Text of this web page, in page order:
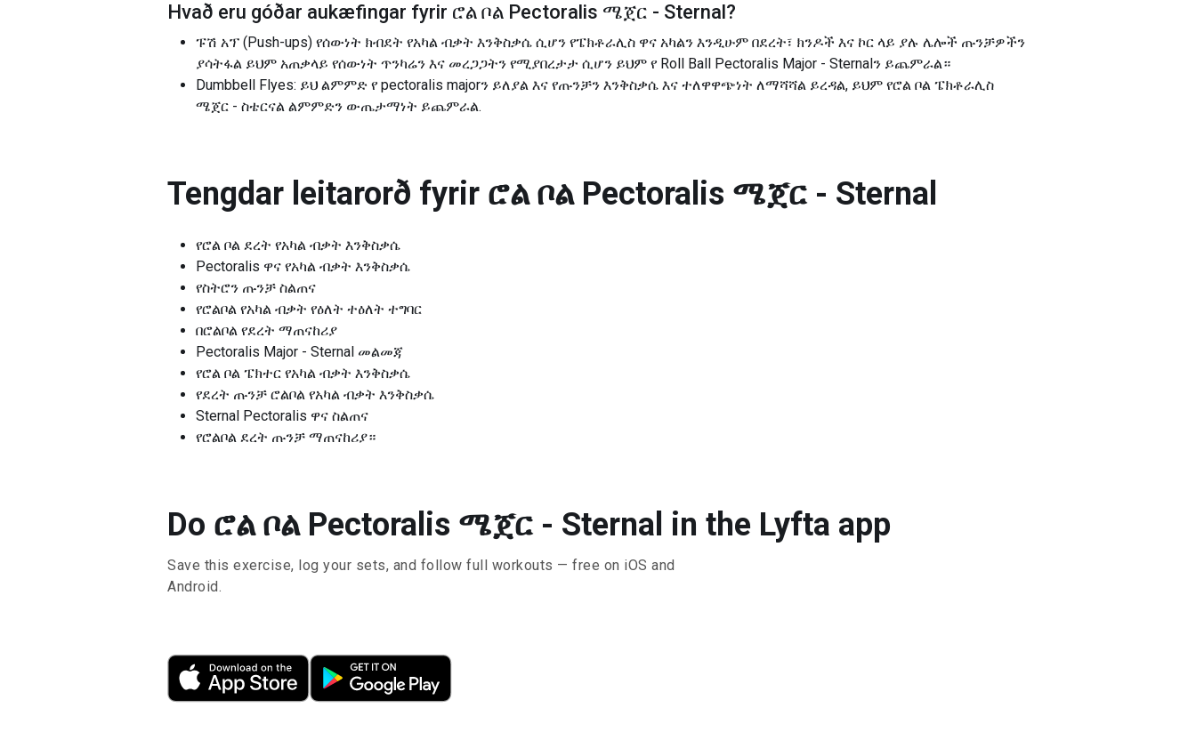
Hvað eru góðar aukæfingar fyrir ሮል ቦል Pectoralis ሜጀር - Sternal?
ፑሽ አፕ (Push-ups) የሰውነት ክብደት የአካል ብቃት እንቅስቃሴ ሲሆን የፔክቶራሊስ ዋና አካልን እንዲሁም በደረት፣ ክንዶች እና ኮር ላይ ያሉ ሌሎች ጡንቻዎችን
ያሳትፋል ይህም አጠቃላይ የሰውነት ጥንካሬን እና መረጋጋትን የሚያበረታታ ሲሆን ይህም የ Roll Ball Pectoralis Major - Sternalን ይጨምራል።
Dumbbell Flyes: ይህ ልምምድ የ pectoralis majorን ይለያል እና የጡንቻን እንቅስቃሴ እና ተለዋዋጭነት ለማሻሻል ይረዳል, ይህም የሮል ቦል ፔክቶራሊስ
ሜጀር - ስቴርናል ልምምድን ውጤታማነት ይጨምራል.
Tengdar leitarorð fyrir ሮል ቦል Pectoralis ሜጀር - Sternal
የሮል ቦል ደረት የአካል ብቃት እንቅስቃሴ
Pectoralis ዋና የአካል ብቃት እንቅስቃሴ
የስትሮን ጡንቻ ስልጠና
የሮልቦል የአካል ብቃት የዕለት ተዕለት ተግባር
በሮልቦል የደረት ማጠናከሪያ
Pectoralis Major - Sternal መልመጃ
የሮል ቦል ፔክተር የአካል ብቃት እንቅስቃሴ
የደረት ጡንቻ ሮልቦል የአካል ብቃት እንቅስቃሴ
Sternal Pectoralis ዋና ስልጠና
የሮልቦል ደረት ጡንቻ ማጠናከሪያ።
Do ሮል ቦል Pectoralis ሜጀር - Sternal in the Lyfta app
Save this exercise, log your sets, and follow full workouts — free on iOS and
Android.